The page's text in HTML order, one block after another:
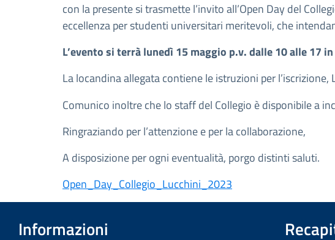
con la presente si trasmette l’invito all’Open Day del
eccellenza per studenti universitari meritevoli, che
L’evento si terrà lunedì 15 maggio p.v. dalle 10 alle 17
La locandina allegata contiene le istruzioni per
Comunico inoltre che lo staff del Collegio è disponibile a
Ringraziando per l’attenzione e per la collaborazione,
A disposizione per ogni eventualità, porgo distinti saluti.
Open_Day_Collegio_Lucchini_2023
Informazioni